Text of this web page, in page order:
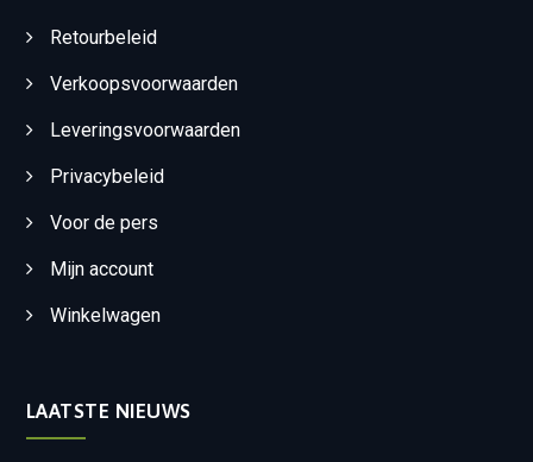
Retourbeleid
Verkoopsvoorwaarden
Leveringsvoorwaarden
Privacybeleid
Voor de pers
Mijn account
Winkelwagen
LAATSTE NIEUWS